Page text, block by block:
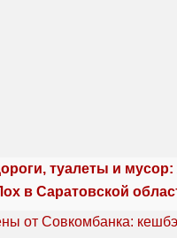
туалеты и
в Саратовской